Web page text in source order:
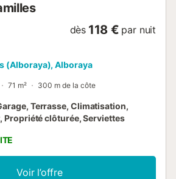
dès 118 € par nuit
(Alboraya), Alboraya
71 m² 300 m de la côte
Terrasse, Climatisation,
Propriété clôturée, Serviettes
Voir l’offre